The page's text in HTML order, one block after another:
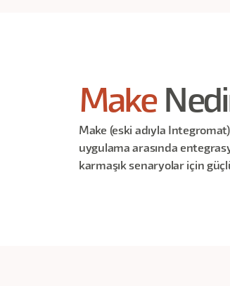
Make
Make (eski adıyla
uygulama arasında
karmaşık senaryolar için